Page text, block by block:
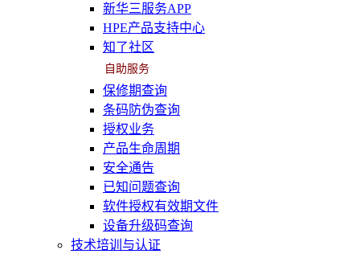
新华三服务APP
HPE产品支持中心
知了社区
自助服务
保修期查询
条码防伪查询
授权业务
产品生命周期
安全通告
已知问题查询
软件授权有效期文件
设备升级码查询
技术培训与认证